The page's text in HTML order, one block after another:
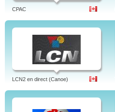
CPAC
LCN2 en direct (Canoe)